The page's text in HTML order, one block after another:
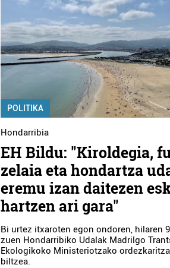
POLITIKA
Hondarribia
EH Bildu: "Kiroldegia,
zelaia eta hondartza
eremu izan daitezen
hartzen ari gara"
Bi urtez itxaroten egon ondoren, hilaren
zuen Hondarribiko Udalak Madrilgo
Ekologikoko Ministeriotzako
biltzea.